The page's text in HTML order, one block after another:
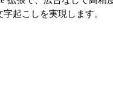
起こしを実現します。